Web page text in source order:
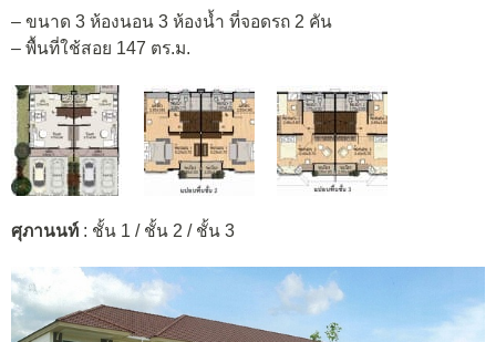
– ขนาด 3 ห้องนอน 3 ห้องน้ำ ที่จอดรถ 2 คัน
– พื้นที่ใช้สอย 147 ตร.ม.
ศุภานนท์ : ชั้น 1 / ชั้น 2 / ชั้น 3